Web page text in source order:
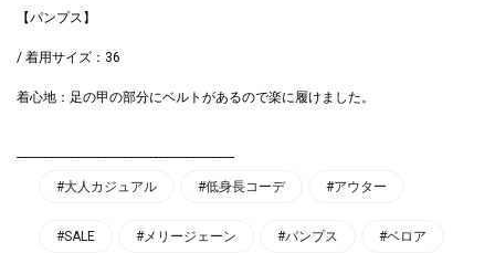
【パンプス】
/ 着用サイズ：36
着心地：足の甲の部分にベルトがあるので楽に履けました。
------------------------------------------------------------------
#大人カジュアル
#低身長コーデ #アウター
#SALE #メリージェーン #パンプス #ベロア